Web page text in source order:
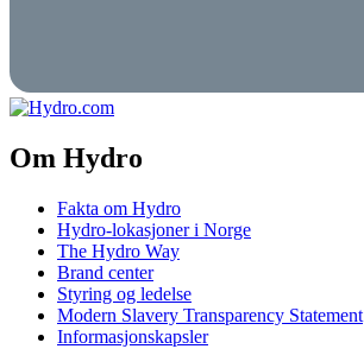
Om Hydro
Fakta om Hydro
Hydro-lokasjoner i Norge
The Hydro Way
Brand center
Styring og ledelse
Modern Slavery Transparency Statement
Informasjonskapsler